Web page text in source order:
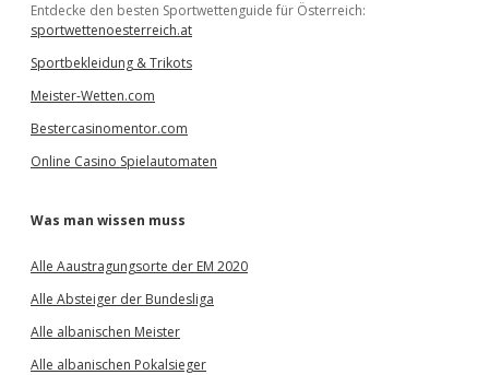
Entdecke den besten Sportwettenguide für Österreich:
sportwettenoesterreich.at
Sportbekleidung & Trikots
Meister-Wetten.com
Bestercasinomentor.com
Online Casino Spielautomaten
Was man wissen muss
Alle Aaustragungsorte der EM 2020
Alle Absteiger der Bundesliga
Alle albanischen Meister
Alle albanischen Pokalsieger